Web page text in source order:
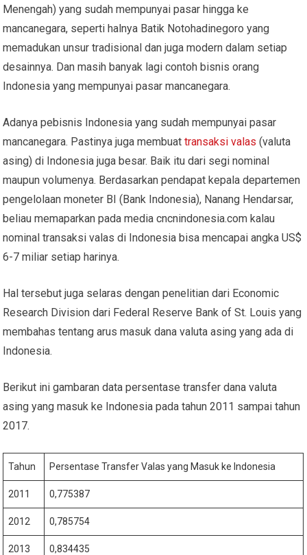
Menengah) yang sudah mempunyai pasar hingga ke
mancanegara, seperti halnya Batik Notohadinegoro yang
memadukan unsur tradisional dan juga modern dalam setiap
desainnya. Dan masih banyak lagi contoh bisnis orang
Indonesia yang mempunyai pasar mancanegara.
Adanya pebisnis Indonesia yang sudah mempunyai pasar
mancanegara. Pastinya juga membuat transaksi valas (valuta
asing) di Indonesia juga besar. Baik itu dari segi nominal
maupun volumenya. Berdasarkan pendapat kepala departemen
pengelolaan moneter BI (Bank Indonesia), Nanang Hendarsar,
beliau memaparkan pada media cncnindonesia.com kalau
nominal transaksi valas di Indonesia bisa mencapai angka US$
6-7 miliar setiap harinya.
Hal tersebut juga selaras dengan penelitian dari Economic
Research Division dari Federal Reserve Bank of St. Louis yang
membahas tentang arus masuk dana valuta asing yang ada di
Indonesia.
Berikut ini gambaran data persentase transfer dana valuta
asing yang masuk ke Indonesia pada tahun 2011 sampai tahun
2017.
Tahun Persentase Transfer Valas yang Masuk ke Indonesia
2011 0,775387
2012 0,785754
2013 0,834435